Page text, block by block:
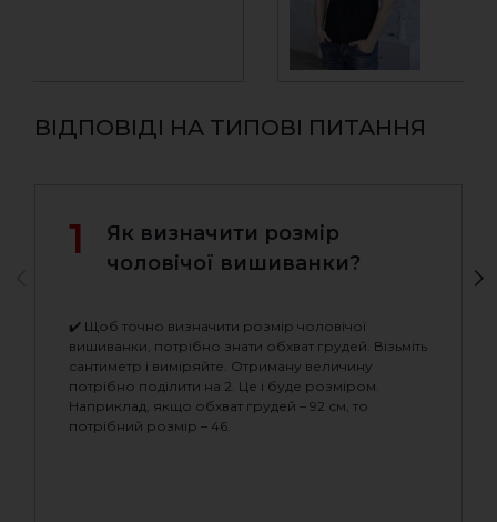
ВІДПОВІДІ НА ТИПОВІ ПИТАННЯ
Як визначити розмір
чоловічої вишиванки?
1
✔️ Щоб точно визначити розмір чоловічої
вишиванки, потрібно знати обхват грудей. Візьміть
сантиметр і виміряйте. Отриману величину
потрібно поділити на 2. Це і буде розміром.
Наприклад, якщо обхват грудей – 92 см, то
потрібний розмір – 46.